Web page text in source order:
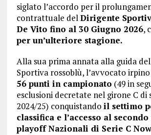
siglato l’accordo per il
contrattuale delDirigente
De Vito fino al 30 Giugno 2026,
per un’ulteriore stagione.
Alla sua prima annata alla guida
Sportiva rossoblù, l’avvocato
56 punti in campionato (49 in
esclusioni decretate nel girone C di
2024/25) conquistando il settimo
classifica e l’accesso al
playoff Nazionali di Serie C